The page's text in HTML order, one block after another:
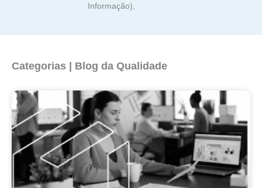
Informação),
Categorias | Blog da Qualidade
PáginaPágina
Página
Página